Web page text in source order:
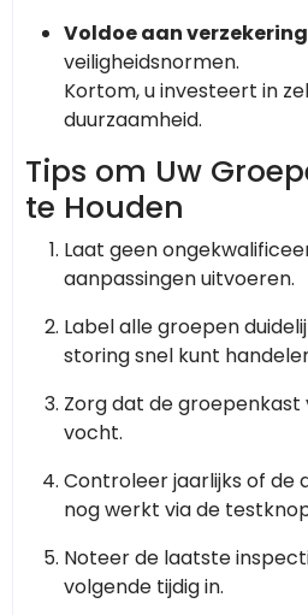
Voldoe aan
veiligheidsnormen.
Kortom, u investeert in
duurzaamheid.
Tips om Uw
te Houden
Laat geen
aanpassingen uitvoeren.
Label alle groepen
storing snel kunt
Zorg dat de
vocht.
Controleer jaarlijks of de
nog werkt via de
Noteer de laatste
volgende tijdig in.